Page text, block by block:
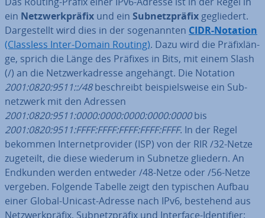
ein Netz­werk­prä­fix und ein Sub­netz­prä­fix ge­glie­dert.
Dar­ge­stellt wird dies in der so­ge­nann­ten CIDR-Notation
(Classless Inter-Domain Routing). Dazu wird die Prä­fix­län­
ge, sprich die Länge des Präfixes in Bits, mit einem Slash
(/) an die Netz­werk­adres­se angehängt. Die Notation
2001:0820:9511::/48be­schreibt bei­spiels­wei­se ein Sub­
netz­werk mit den Adressen
2001:0820:9511:0000:0000:0000:0000:0000bis
2001:0820:9511:FFFF:FFFF:FFFF:FFFF:FFFF. In der Regel
bekommen In­ter­net­pro­vi­der (ISP) von der RIR /32-Netze
zugeteilt, die diese wiederum in Subnetze gliedern. An
Endkunden werden entweder /48-Netze oder /56-Netze
vergeben. Folgende Tabelle zeigt den typischen Aufbau
einer Global-Unicast-Adresse nach IPv6, bestehend aus
Netz­werk­prä­fix, Sub­netz­prä­fix und Interface-Iden­ti­fier: